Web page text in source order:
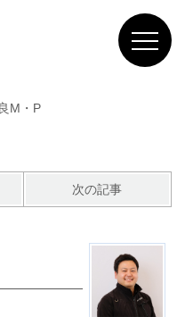
M・P
次の記事